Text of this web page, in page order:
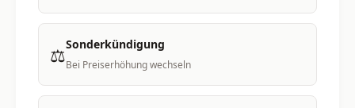
⚖️Sonderkündigung
Bei Preiserhöhung wechseln